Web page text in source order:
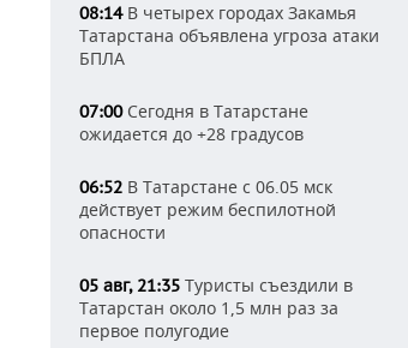
08:14В четырех городах Закамья
Татарстана объявлена угроза атаки
БПЛА
07:00Сегодня в Татарстане
ожидается до +28 градусов
06:52 В Татарстане с 06.05 мск
действует режим беспилотной
опасности
05 авг, 21:35 Туристы съездили в
Татарстан около 1,5 млн раз за
первое полугодие